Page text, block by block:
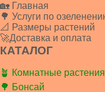
🏡 Главная
🌳 Услуги по
📐 Размеры растений
🚀Доставка и оплата
КАТАЛОГ
🪴 Комнатные растения
🌳 Бонсай